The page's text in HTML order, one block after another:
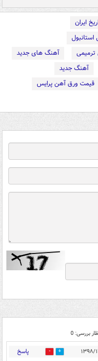
ایران
استانبول
ترمیمی
آهنگ های جدید
آهنگ جدید
قیمت ورق آهن پرایس
بررسی: 0
0 پاسخ